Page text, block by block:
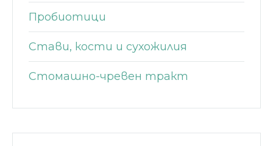
Пробиотици
Стави, кости и сухожилия
Стомашно-чревен тракт